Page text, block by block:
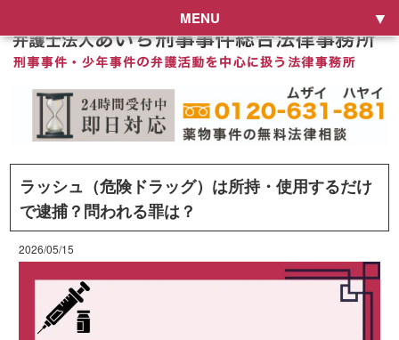
MENU
ラッシュ（危険ドラッグ）は所持・使用するだけ
で逮捕？問われる罪は？
2026/05/15